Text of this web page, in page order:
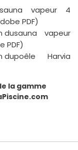
sauna vapeur 4
PDF)
dusauna vapeur
PDF)
dupoêle Harvia
la gamme